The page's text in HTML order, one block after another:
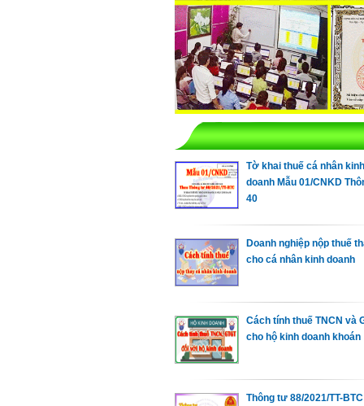
Tờ khai thuế cá nhân kinh
doanh Mẫu 01/CNKD
40
Doanh nghiệp nộp thuế
cho cá nhân kinh doanh
Cách tính thuế TNCN và
cho hộ kinh doanh khoán
Thông tư 88/2021/TT-